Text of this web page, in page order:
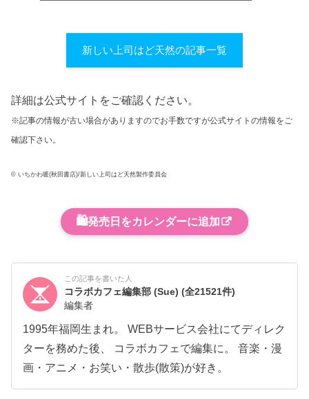
新しい上司はど天然の記事一覧
詳細は公式サイトをご確認ください。
※記事の情報が古い場合がありますのでお手数ですが公式サイトの情報をご
確認下さい。
© いちかわ暖(秋田書店)/新しい上司はど天然製作委員会
🛍️発売日をカレンダーに追加
この記事を書いた人
コラボカフェ編集部 (Sue)(全21521件)
編集者
1995年福岡生まれ。 WEBサービス会社にてディレク
ターを務めた後、 コラボカフェで編集に。 音楽・漫
画・アニメ・お笑い・散歩(散策)が好き。